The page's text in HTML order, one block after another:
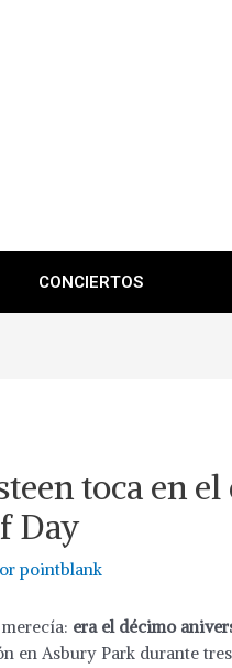
CONCIERTOS
toca en
Day
pointblank
era el décimo
en Asbury Park durante